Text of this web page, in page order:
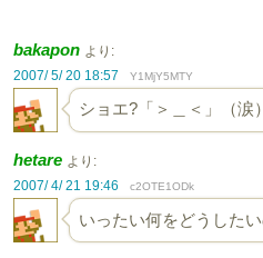
bakapon より:
2007/ 5/ 20 18:57
Y1MjY5MTY
ショエ?「＞＿＜」（涙）
hetare より:
2007/ 4/ 21 19:46
c2OTE1ODk
いったい何をどうした